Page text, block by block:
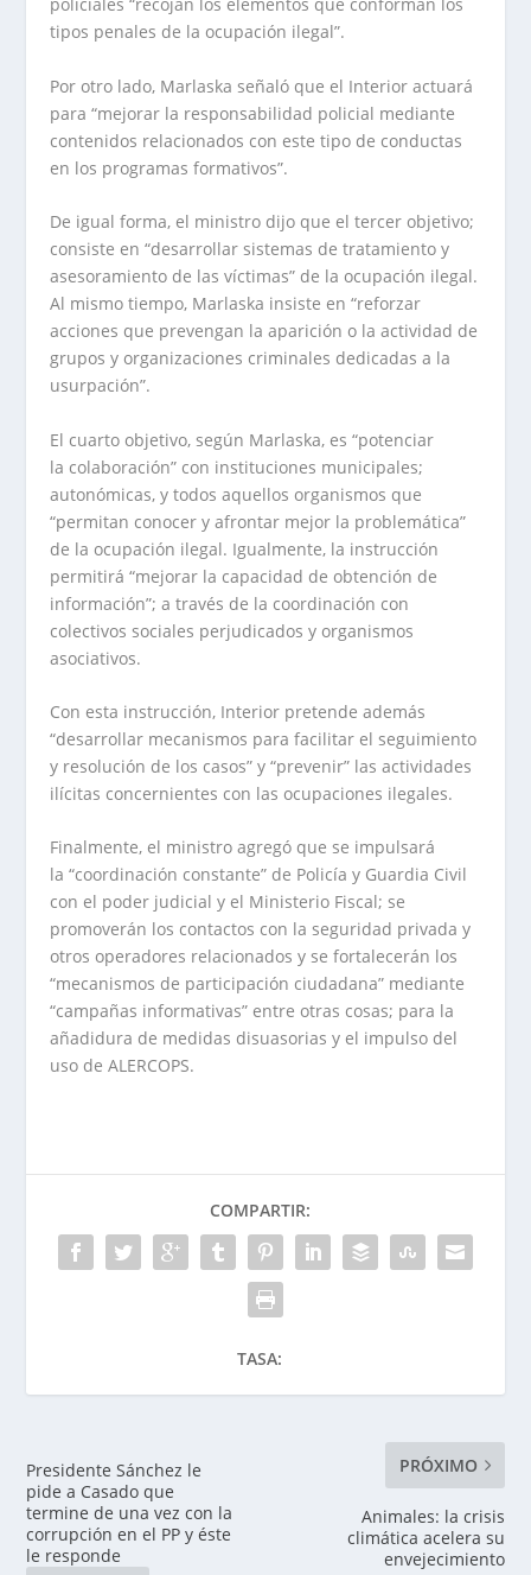
policiales “recojan los elementos que conforman los
tipos penales de la ocupación ilegal”.
Por otro lado, Marlaska señaló que el Interior actuará
para “mejorar la responsabilidad policial mediante
contenidos relacionados con este tipo de conductas
en los programas formativos”.
De igual forma, el ministro dijo que el tercer objetivo;
consiste en “desarrollar sistemas de tratamiento y
asesoramiento de las víctimas” de la ocupación ilegal.
Al mismo tiempo, Marlaska insiste en “reforzar
acciones que prevengan la aparición o la actividad de
grupos y organizaciones criminales dedicadas a la
usurpación”.
El cuarto objetivo, según Marlaska, es “potenciar
la colaboración” con instituciones municipales;
autonómicas, y todos aquellos organismos que
“permitan conocer y afrontar mejor la problemática”
de la ocupación ilegal. Igualmente, la instrucción
permitirá “mejorar la capacidad de obtención de
información”; a través de la coordinación con
colectivos sociales perjudicados y organismos
asociativos.
Con esta instrucción, Interior pretende además
“desarrollar mecanismos para facilitar el seguimiento
y resolución de los casos” y “prevenir” las actividades
ilícitas concernientes con las ocupaciones ilegales.
Finalmente, el ministro agregó que se impulsará
la “coordinación constante” de Policía y Guardia Civil
con el poder judicial y el Ministerio Fiscal; se
promoverán los contactos con la seguridad privada y
otros operadores relacionados y se fortalecerán los
“mecanismos de participación ciudadana” mediante
“campañas informativas” entre otras cosas; para la
añadidura de medidas disuasorias y el impulso del
uso de ALERCOPS.
COMPARTIR:
TASA:
Presidente Sánchez le
pide a Casado que
termine de una vez con la
corrupción en el PP y éste
le responde
PRÓXIMO
Animales: la crisis
climática acelera su
envejecimiento